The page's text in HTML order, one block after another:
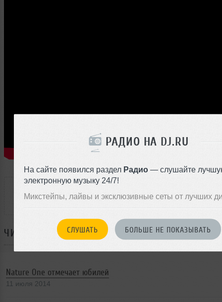
РАДИО НА DJ.RU
На сайте появился раздел Радио — слушайте
электронную музыку 24/7!
Микстейпы, лайвы и эксклюзивные сеты от лучших
СЛУШАТЬ БОЛЬШЕ НЕ ПОКАЗЫВАТЬ
РАССКАЖИ ДРУЗЬЯМ
ЧИТАЙТЕ ТАКЖЕ:
Nature One отмечает юбилей
11 июля 2014